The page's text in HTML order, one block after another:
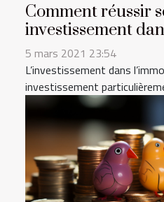
Comment réussir
investissement
5 mars 2021 23:54
L’investissement dans
investissement